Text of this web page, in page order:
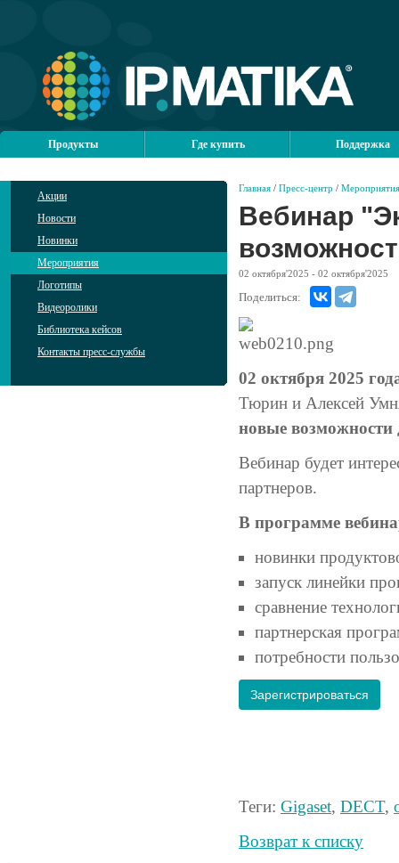
Продукты Где купить Поддержка
Акции
Новости
Новинки
Мероприятия
Логотипы
Видеоролики
Библиотека кейсов
Контакты пресс-службы
Главная / Пресс-центр / Мероприятия
Вебинар
02 октября'2025 - 02 октября'2025
Поделиться:
02 октября 2025
Тюрин и Алексей
новые возможности
Вебинар будет
партнеров.
В программе
новинки
запуск линейки
сравнение
партнерская
потребности
Зарегистрироваться
Теги: Gigaset, DECT,
Возврат к списку